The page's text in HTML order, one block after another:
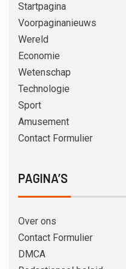
Startpagina
Voorpaginanieuws
Wereld
Economie
Wetenschap
Technologie
Sport
Amusement
Contact Formulier
PAGINA’S
Over ons
Contact Formulier
DMCA